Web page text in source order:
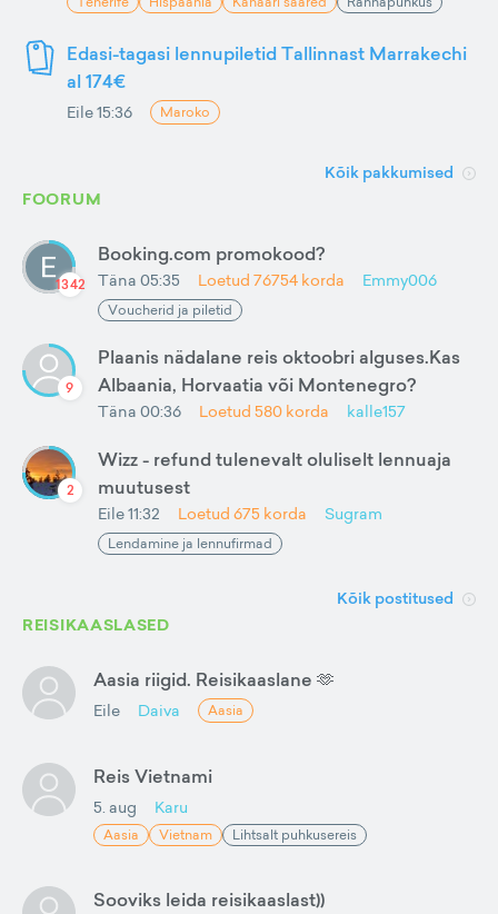
Edasi-tagasi lennupiletid Tallinnast Marrakechi
al 174€
Eile 15:36 Maroko
Kõik pakkumised
FOORUM
1342
Booking.com promokood?
Täna 05:35 Loetud 76754 korda Emmy006
Voucherid ja piletid
9
Plaanis nädalane reis oktoobri alguses.Kas
Albaania, Horvaatia või Montenegro?
Täna 00:36 Loetud 580 korda kalle157
2
Wizz - refund tulenevalt oluliselt lennuaja
muutusest
Eile 11:32 Loetud 675 korda Sugram
Lendamine ja lennufirmad
Kõik postitused
REISIKAASLASED
Aasia riigid. Reisikaaslane 🫶
Eile Daiva Aasia
Reis Vietnami
5. aug Karu
Aasia Vietnam Lihtsalt puhkusereis
Sooviks leida reisikaaslast))